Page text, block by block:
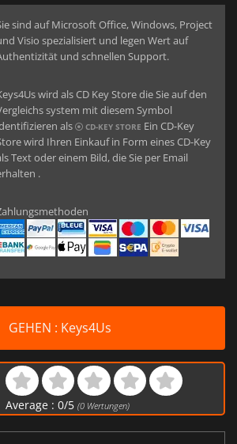
sind auf Microsoft Office, Windows, Project
Visio spezialisiert und legen Wert auf
und schnellen Support.
wird als CD Key Store die Sie auf den
system mit diesem Symbol
als
CD-KEY STORE Ein CD-Key
wird Ihren Einkauf in Form eines CD-Key
Text oder einem Bild, die Sie per Email
.
GEHEN : Keys4Us
Average : 0/5 (0Wertungen)